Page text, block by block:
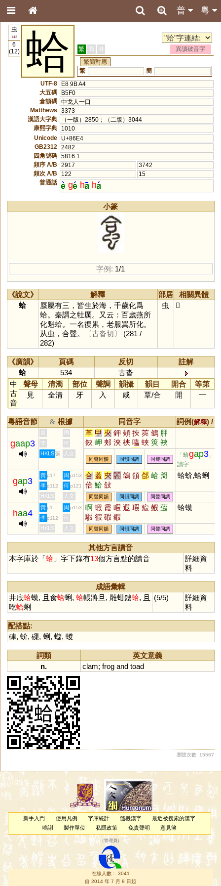
粵
普
虫
142
6
(12)
蛤 繁 簡 港
異讀破音字
繁簡對應
繁
簡
UTF-8
E8 9B A4
大五碼
B5F0
倉頡碼 中戈人一口
Matthews
3373
漢語大字典
（一版）2850；（二版）3044
康熙字典
1010
Unicode
U+86E4
GB2312
2482
四角號碼 5816.1
頻序 A/B
2917
3742
頻次 A/B
122
15
普通話
g h h
小篆
字例: 1/1
《說文》 解釋 部居
相關異體
蛤
蜃屬有三，皆生於海，千歲化爲
蛤。秦謂之牡厲。又云：百歲燕所
化魁蛤。一名復累，老服翼所化。
从虫，合聲。
〔古沓切〕
(281 /
282)
虫 𧊧
《廣韻》 頁碼 反切
註解
蛤
534
古沓
中
古
音
聲母 清濁 部位 聲調 韻攝 韻目 開合
等第
見
全清 牙 入 咸 覃/合 開 一
粵語音節 & 根據 同音字 詞例(解釋) /
gaap3
黃 周 革 甲 夾 鉀 頰 挾 莢 鴿 胛
鋏 岬 郟 浹 梜 嗑 蛺 筴 裌
脥 玾 唊 鵊 柙 韐 鞈 搿 跲
袷 舺
李
何
HKLS 張 人文
同聲同韻 同韻同調 同聲同調
「蛤gap3 」
讀字
gap3
黃 p17 周 p153 合 蓋 夾 閤 鴿 頜 郃 峆 搿
佮 鮯 敆
蛤蚧,蛤蜊
李 p112 何 p121
HKLS 人文 同聲同韻 同韻同調 同聲同調
haa4
黃 p1 周 p153 啊 蝦 霞 暇 遐 瑕 瘕 赮 蕸
騢 徦 碬 鍜
蛤蟆
李 p112
何
HKLS
人文 同聲同韻 同韻同調 同聲同調
其他方言讀音
本字庫於「蛤」字下錄有13個方言點的讀音
詳細資
料
成語彙輯
井底蛤蟆, 且食蛤蜊, 蛤帳將旦, 雕蚶鏤蛤, 且
吃蛤蜊
(5/5)
詳細資
料
配搭點:
硨, 蚧, 磲, 蜊 , 蠩, 蝬
詞類
英文意義
n.
clam; frog and toad
瀏覽次數: 15567
新手入門 使用凡例 字庫統計 隨機漢字
最近被搜索的漢字
鳴謝
製作單位 私隱政策 免責聲明 意見簿
（管理員 ）
在線人數： 3041
自 2014 年 7 月 8 日起